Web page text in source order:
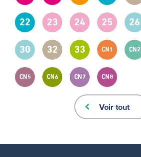
22 23 24 25 26
30 32 33 CN1 CN2
CN5 CN6 CN7 CN8
Voir tout